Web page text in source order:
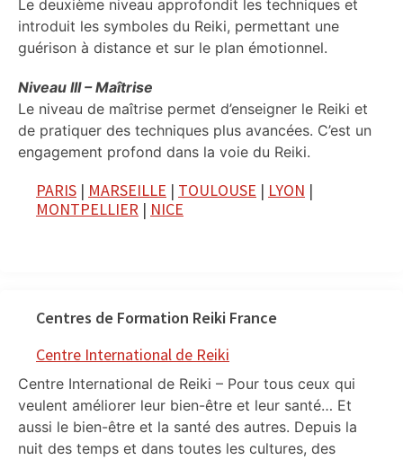
Le deuxième niveau approfondit les techniques et
introduit les symboles du Reiki, permettant une
guérison à distance et sur le plan émotionnel.
Niveau III – Maîtrise
Le niveau de maîtrise permet d’enseigner le Reiki et
de pratiquer des techniques plus avancées. C’est un
engagement profond dans la voie du Reiki.
PARIS | MARSEILLE | TOULOUSE | LYON |
MONTPELLIER | NICE
Centres de Formation Reiki France
Centre International de Reiki
Centre International de Reiki – Pour tous ceux qui
veulent améliorer leur bien-être et leur santé… Et
aussi le bien-être et la santé des autres. Depuis la
nuit des temps et dans toutes les cultures, des